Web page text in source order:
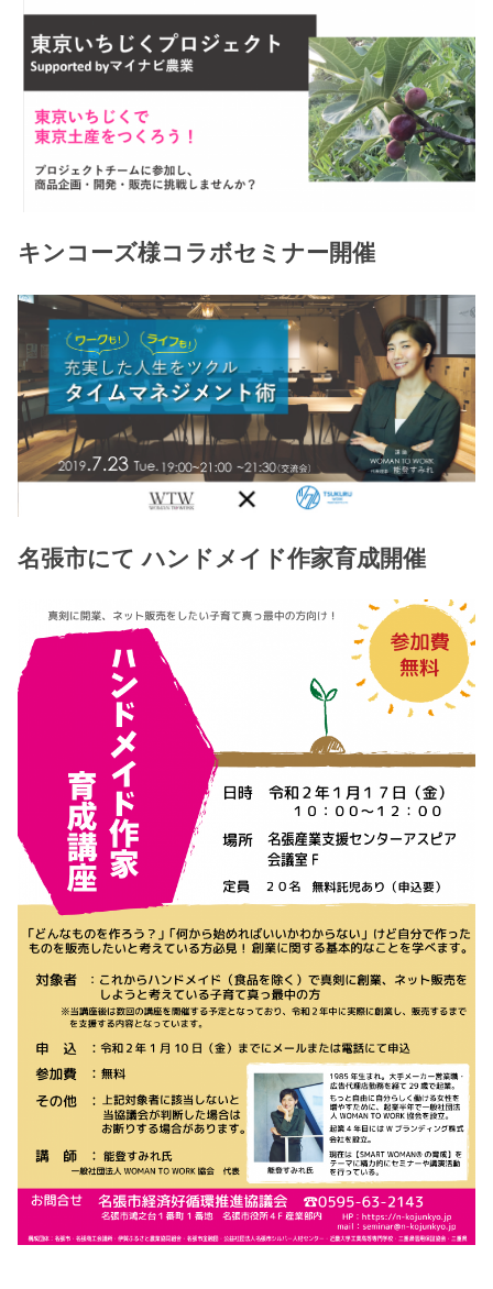
キンコーズ様コラボセミナー開催
名張市にて ハンドメイド作家育成開催